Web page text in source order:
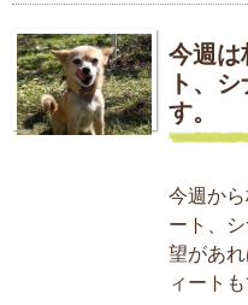
今週は
ト、
す。
今週か
ート、
望があ
ィート